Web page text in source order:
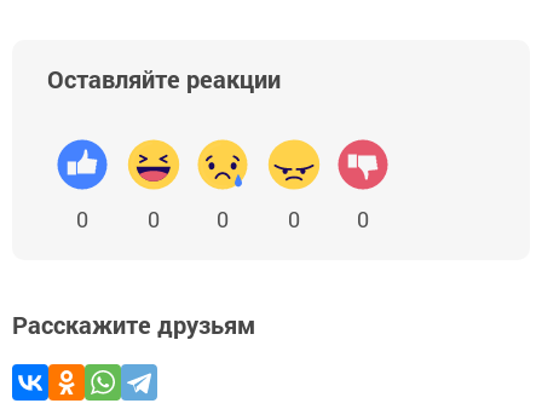
Оставляйте реакции
0 0 0 0 0
Расскажите друзьям